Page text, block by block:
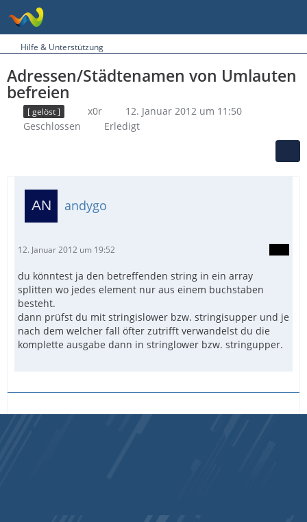
Hilfe & Unterstützung
Adressen/Städtenamen von Umlauten
befreien
[ gelöst ] x0r
12. Januar 2012 um 11:50
Geschlossen
Erledigt
andygo
12. Januar 2012 um 19:52
du könntest ja den betreffenden string in ein array
splitten wo jedes element nur aus einem buchstaben
besteht.
dann prüfst du mit stringislower bzw. stringisupper und je
nach dem welcher fall öfter zutrifft verwandelst du die
komplette ausgabe dann in stringlower bzw. stringupper.